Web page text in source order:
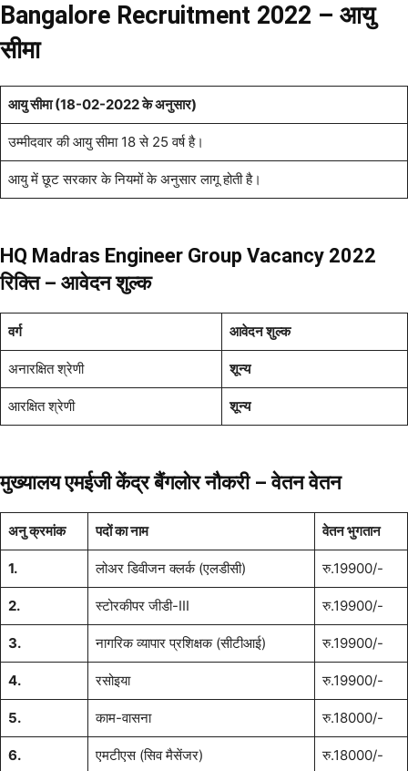
Bangalore Recruitment 2022 – आयु
सीमा
आयु सीमा (18-02-2022 के अनुसार)
उम्मीदवार की आयु सीमा 18 से 25 वर्ष है।
आयु में छूट सरकार के नियमों के अनुसार लागू होती है।
HQ Madras Engineer Group Vacancy 2022
रिक्ति – आवेदन शुल्क
वर्ग आवेदन शुल्क
अनारक्षित श्रेणी शून्य
आरक्षित श्रेणी शून्य
मुख्यालय एमईजी केंद्र बैंगलोर नौकरी –वेतन वेतन
अनु क्रमांक पदों का नाम वेतन भुगतान
1. लोअर डिवीजन क्लर्क (एलडीसी) रु.19900/-
2. स्टोरकीपर जीडी-III रु.19900/-
3. नागरिक व्यापार प्रशिक्षक (सीटीआई) रु.19900/-
4. रसोइया रु.19900/-
5. काम-वासना रु.18000/-
6. एमटीएस (सिव मैसेंजर) रु.18000/-